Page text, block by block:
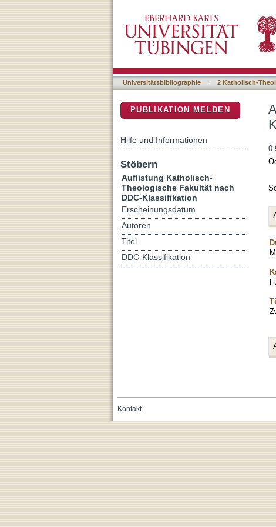
Universitätsbibliographie → 2 Katholisch-
PUBLIKATION MELDEN
Hilfe und Informationen
Stöbern
Auflistung Katholisch-
Theologische Fakultät nach
DDC-Klassifikation
Erscheinungsdatum
Autoren
Titel
DDC-Klassifikation
Kontakt